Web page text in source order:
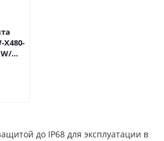
X480-
m,
до IP68 для эксплуатации в